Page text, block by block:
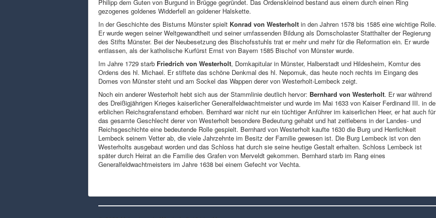
Philipp dem Guten von Burgund in Brügge gegründet. Das Ordenskleinod bestand aus einem durch einen Ring
gezogenes goldenes Widderfell an goldener Halskette.
In der Geschichte des Bistums Münster spielt Konrad von Westerholt in den Jahren 1578 bis 1585 eine wichtige Rolle.
Er wurde wegen seiner Weltgewandtheit und seiner umfassenden Bildung als Domscholaster Statthalter der Regierung
des Stifts Münster. Bei der Neubesetzung des Bischofsstuhls trat er mehr und mehr für die Reformation ein. Er wurde
entlassen, als der katholische Kurfürst Ernst von Bayern 1585 Bischof von Münster wurde.
Im Jahre 1729 starb Friedrich von Westerholt, Domkapitular in Münster, Halberstadt und Hildesheim, Komtur des
Ordens des hl. Michael. Er stiftete das schöne Denkmal des hl. Nepomuk, das heute noch rechts im Eingang des
Domes von Münster steht und am Sockel das Wappen derer von Westerholt-Lembeck zeigt.
Noch ein anderer Westerholt hebt sich aus der Stammlinie deutlich hervor: Bernhard von Westerholt. Er war während
des Dreißigjährigen Krieges kaiserlicher Generalfeldwachtmeister und wurde im Mai 1633 von Kaiser Ferdinand III. in
erblichen Reichsgrafenstand erhoben. Bernhard war nicht nur ein tüchtiger Anführer im kaiserlichen Heer, er hat auch für
das gesamte Geschlecht derer von Westerholt besondere Bedeutung gehabt und hat zeitlebens in der Landes- und
Reichsgeschichte eine bedeutende Rolle gespielt. Bernhard von Westerholt kaufte 1630 die Burg und Herrlichkeit
Lembeck seinem Vetter ab, die viele Jahrzehnte im Besitz der Familie gewesen ist. Die Burg Lembeck ist von den
Westerholts ausgebaut worden und das Schloss hat durch sie seine heutige Gestalt erhalten. Schloss Lembeck ist
später durch Heirat an die Familie des Grafen von Merveldt gekommen. Bernhard starb im Rang eines
Generalfeldwachtmeisters im Jahre 1638 bei einem Gefecht vor Vechta.